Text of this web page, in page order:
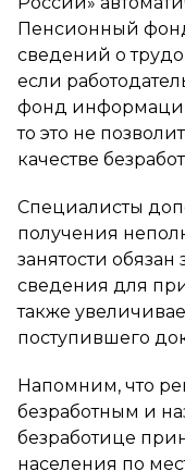
Пенсионный
сведений о
если
фонд
то это не
качестве
Специалисты
получения
занятости
сведения для
также
поступившего
Напомним, что
безработным и
безработице
населения по